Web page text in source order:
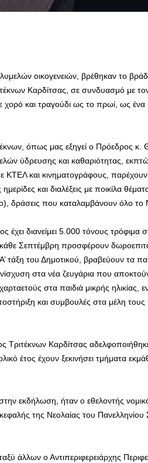
οικογενειών, βρέθηκαν το
Καρδίτσας, σε συνδυασμό με
χορό και τραγούδι ως το πρωί, ως ένα
όπως μας εξηγεί ο Πρόεδρος
ύδρευσης και καθαριότητας,
ΚΤΕΛ και κινηματογράφους,
και διαλέξεις με ποικίλα
δράσεις που καταλαμβάνουν όλο
έχει διανείμει 5.000 τόνους
Σεπτέμβρη προσφέρουν
τάξη του Δημοτικού, βραβεύουν τα
στα νέα ζευγάρια που αποκτούν
στα παιδιά μικρής ηλικίας,
και συμβουλές στα μέλη τους
Τριτέκνων Καρδίτσας
έτος έχουν ξεκινήσει τμήματα
εκδήλωση, ήταν ο εθελοντής
της Νεολαίας του
άλλων ο Αντιπεριφερειάρχης